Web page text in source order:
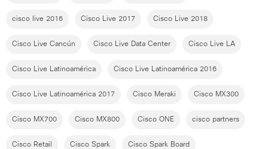
cisco live 2016 Cisco Live 2017 Cisco Live 2018
Cisco Live Cancún Cisco Live Data Center Cisco Live LA
Cisco Live Latinoamérica Cisco Live Latinoamérica 2016
Cisco Live Latinoamérica 2017 Cisco Meraki Cisco MX300
Cisco MX700 Cisco MX800 Cisco ONE cisco partners
Cisco Retail Cisco Spark Cisco Spark Board